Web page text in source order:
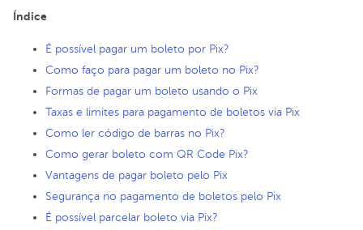
Índice
É possível pagar um boleto por Pix?
Como faço para pagar um boleto no Pix?
Formas de pagar um boleto usando o Pix
Taxas e limites para pagamento de boletos via Pix
Como ler código de barras no Pix?
Como gerar boleto com QR Code Pix?
Vantagens de pagar boleto pelo Pix
Segurança no pagamento de boletos pelo Pix
É possível parcelar boleto via Pix?